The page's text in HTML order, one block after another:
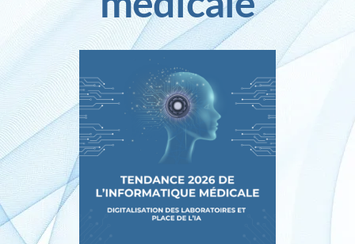
Inlog recrute
Contact